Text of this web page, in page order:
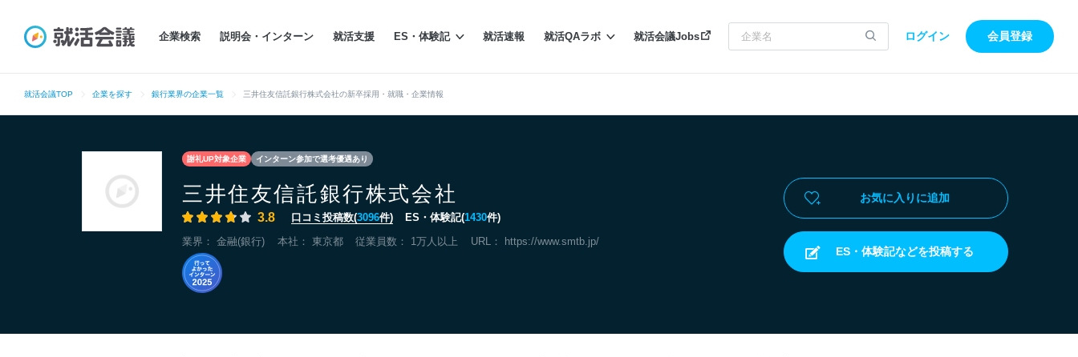
企業検索 説明会・インターン 就活支援 ES・体験記 就活速報 就活QAラボ 就活会議Jobs ログイン 会員登録
就活会議TOP 企業を探す 銀行業界の企業一覧 三井住友信託銀行株式会社の新卒採用・就職・企業情報
謝礼UP対象企業 インターン参加で選考優遇あり
三井住友信託銀行株式会社
3.8 口コミ投稿数(3096件) ES・体験記(1430件)
業界： 金融(銀行) 本社： 東京都 従業員数： 1万人以上 URL： https://www.smtb.jp/
お気に入りに追加
ES・体験記などを投稿する